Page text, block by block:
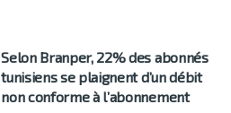
Selon Branper, 22% des abonnés
tunisiens se plaignent d’un débit
non conforme à l’abonnement